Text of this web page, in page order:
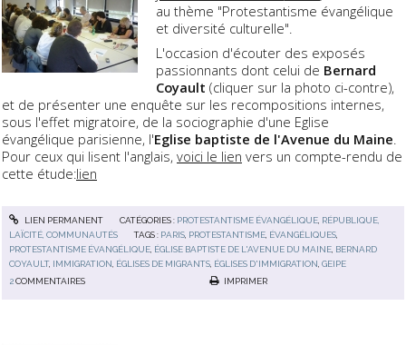
au thème "Protestantisme évangélique
et diversité culturelle".
L'occasion d'écouter des exposés
passionnants dont celui de Bernard
Coyault (cliquer sur la photo ci-contre),
et de présenter une enquête sur les recompositions internes,
sous l'effet migratoire, de la sociographie d'une Eglise
évangélique parisienne, l'Eglise baptiste de l'Avenue du Maine
Pour ceux qui lisent l'anglais, voici le lien vers un compte-rendu de
cette étude:lien
LIEN PERMANENT CATÉGORIES : PROTESTANTISME ÉVANGÉLIQUE, RÉPUBLIQUE,
LAÏCITÉ, COMMUNAUTÉS
TAGS : PARIS, PROTESTANTISME, ÉVANGÉLIQUES,
PROTESTANTISME ÉVANGÉLIQUE, ÉGLISE BAPTISTE DE L'AVENUE DU MAINE, BERNARD
COYAULT, IMMIGRATION, ÉGLISES DE MIGRANTS, ÉGLISES D'IMMIGRATION,GEIPE
2COMMENTAIRES IMPRIMER